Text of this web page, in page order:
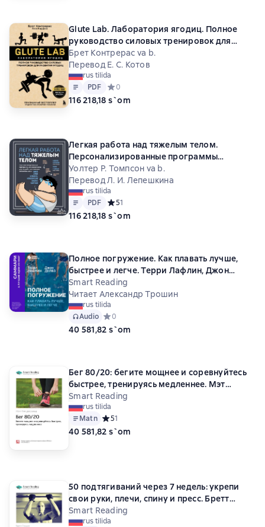
Glute Lab. Лаборатория ягодиц. Полное
руководство силовых тренировок для
развития ягодиц
Брет Контрерас va b.
Перевод Е. С. Котов
rus tilida
Matn
PDF
PDF Средний рейтинг 0 на основе 0 оценок
0
116 218,18 s`om
Легкая работа над тяжелым телом.
Персонализированные программы
снижения веса для людей с различными
заболеваниями: диабет, артрит,
остеопороз, метаболический синдром,
гипертония
Уолтер Р. Томпсон va b.
Перевод Л. И. Лепешкина
rus tilida
Matn
PDF
PDF Средний рейтинг 5 на основе 1 оценок
51
116 218,18 s`om
Полное погружение. Как плавать лучше,
быстрее и легче. Терри Лафлин, Джон
Делвз. Саммари
Smart Reading
Читает Александр Трошин
rus tilida
Audio Средний рейтинг 0 на основе 0 оценок
0
40 581,82 s`om
Бег 80/20: бегите мощнее и соревнуйтесь
быстрее, тренируясь медленнее. Мэт
Фицджеральд. Саммари
Smart Reading
rus tilida
Matn Средний рейтинг 5 на основе 1 оценок
51
40 581,82 s`om
50 подтягиваний через 7 недель: укрепи
свои руки, плечи, спину и пресс. Бретт
Стюарт. Саммари
Smart Reading
rus tilida